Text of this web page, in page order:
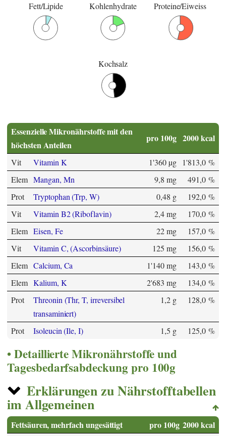
Fett/Lipide
Kohlenhydrate Proteine/Eiweiss
Kochsalz
Essenzielle Mikronährstoffe mit den
höchsten Anteilen
pro 100g 2000 kcal
Vit Vitamin K 1'360 µg
1'813,0 %
Elem Mangan, Mn 9,8 mg
491,0 %
Prot
Tryptophan (Trp, W) 0,48 g
192,0 %
Vit
Vitamin B2 (Riboflavin) 2,4 mg
170,0 %
Elem Eisen, Fe 22 mg
157,0 %
Vit
Vitamin C, (Ascorbinsäure) 125 mg
156,0 %
Elem Calcium, Ca 1'140 mg
143,0 %
Elem Kalium, K 2'683 mg
134,0 %
Prot
Threonin (Thr, T, irreversibel
transaminiert)
1,2 g 128,0 %
Prot Isoleucin (Ile, I) 1,5 g 125,0 %
Detaillierte Mikronährstoffe und
Tagesbedarfsabdeckung pro 100g
Erklärungen zu Nährstofftabellen
im Allgemeinen
Fettsäuren, mehrfach ungesättigt pro 100g 2000 kcal